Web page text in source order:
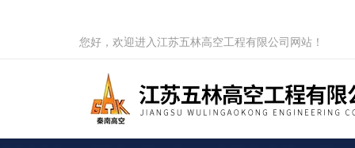
您好，欢迎进入江苏五林高空工程有限公司网站！